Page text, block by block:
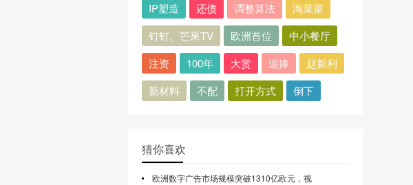
IP塑造
还债 调整算法
淘菜菜
钉钉、芒果TV
欧洲首位
中小餐厅
注资
100年 大赏 追捧
赵新利
新材料
不配 打开方式 倒下
猜你喜欢
欧洲数字广告市场规模突破1310亿欧元，视